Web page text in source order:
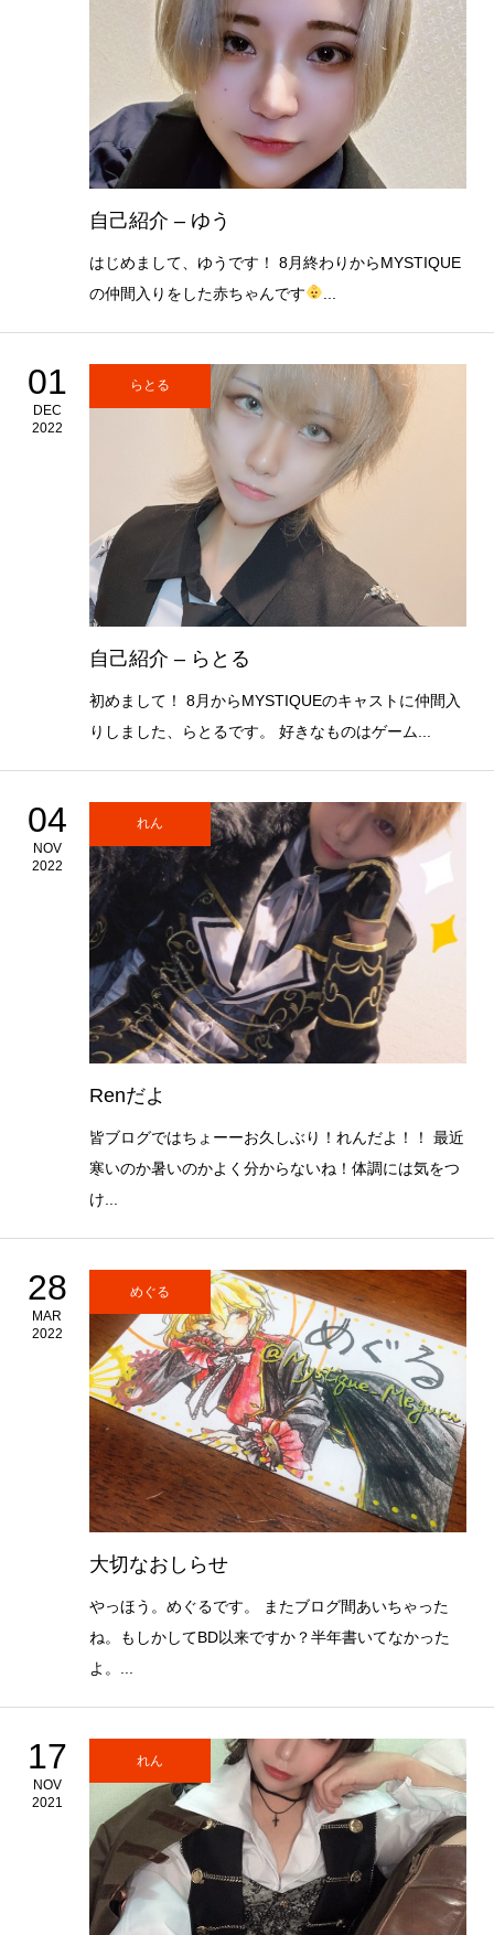
自己紹介 – ゆう
はじめまして、ゆうです！ 8月終わりからMYSTIQUE
の仲間入りをした赤ちゃんです
01
DEC
2022
らとる
自己紹介 – らとる
初めまして！ 8月からMYSTIQUEのキャストに仲間入
りしました、らとるです。 好きなものはゲーム...
04
NOV
2022
れん
Renだよ
皆ブログではちょーーお久しぶり！れんだよ！！ 最近
寒いのか暑いのかよく分からないね！体調には気をつ
け...
28
MAR
2022
めぐる
大切なおしらせ
やっほう。めぐるです。 またブログ間あいちゃった
ね。もしかしてBD以来ですか？半年書いてなかった
よ。...
17
NOV
2021
れん